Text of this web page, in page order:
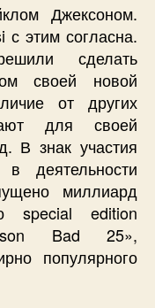
Джексоном.
этим согласна.
сделать
своей новой
от других
для своей
В знак участия
деятельности
миллиард
special edition
Bad 25»,
популярного